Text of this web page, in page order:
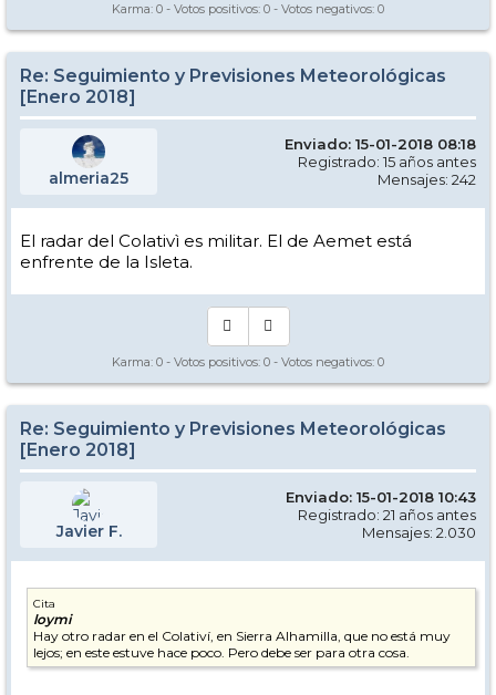
Karma: 0 - Votos positivos: 0 - Votos negativos: 0
Re: Seguimiento y Previsiones Meteorológicas
[Enero 2018]
almeria25
Enviado: 15-01-2018 08:18
Registrado: 15 años antes
Mensajes: 242
El radar del Colativì es militar. El de Aemet está
enfrente de la Isleta.
Karma: 0 - Votos positivos: 0 - Votos negativos: 0
Re: Seguimiento y Previsiones Meteorológicas
[Enero 2018]
Javier F.
Enviado: 15-01-2018 10:43
Registrado: 21 años antes
Mensajes: 2.030
Cita
loymi
Hay otro radar en el Colativí, en Sierra Alhamilla, que no está muy
lejos; en este estuve hace poco. Pero debe ser para otra cosa.